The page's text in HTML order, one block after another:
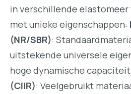
in verschillende
met unieke eigenschappen:
(NR/SBR):
uitstekende universele
hoge dynamische
(CIIR): Veelgebruikt